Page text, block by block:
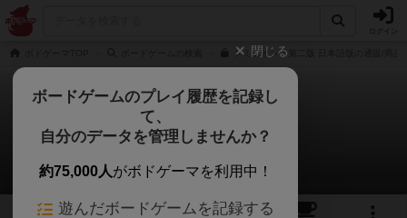
ドミニオン：第二版 日本語版の通販/商品
ドミニオン：第二版
40件のレビュー
8 6 40
閉じる
ボードゲームのプレイ履歴を記録し
て、
自分のデータを管理しませんか？
約75,000人がボドゲーマを利用中！
遊んだボードゲームを記録する